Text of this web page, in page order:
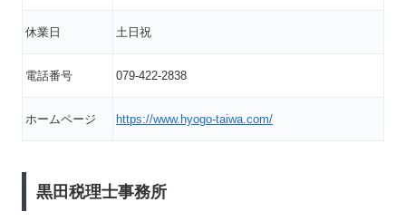
休業日 土日祝
電話番号 079-422-2838
ホームページ https://www.hyogo-taiwa.com/
黒田税理士事務所